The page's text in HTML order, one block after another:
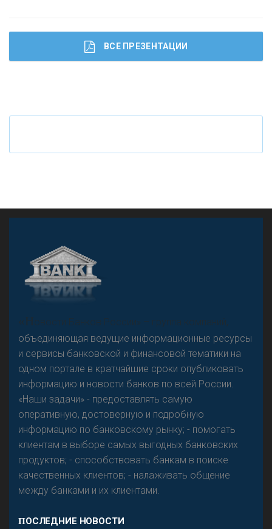
Что будет с наличными деньгами при цифровом
ВСЕ ПРЕЗЕНТАЦИИ
«Н
овости Банков России» – группа компаний,
объединяющая ведущие информационные ресурсы
и сервисы банковской и финансовой тематики на
одном портале в кратчайшие сроки опубликовать
информацию и новости банков по всей России.
«Наши задачи» - предоставлять самую
оперативную, достоверную и подробную
информацию по банковскому рынку; - помогать
клиентам в выборе самых выгодных банковских
продуктов; - способствовать банкам в поиске
качественных клиентов; - налаживать общение
между банками и их клиентами.
ПОСЛЕДНИЕ НОВОСТИ